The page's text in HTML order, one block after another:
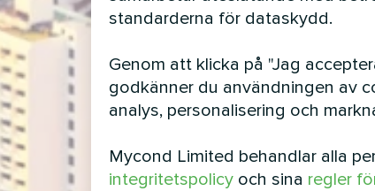
standarderna för dataskydd.
Genom att klicka på "Jag
godkänner du användningen av
analys, personalisering och
Mycond Limited behandlar alla
integritetspolicy och sina regler